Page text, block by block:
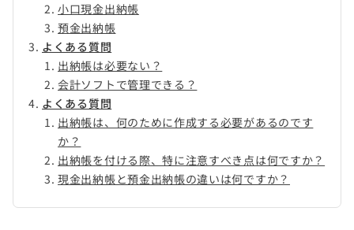
小口現金出納帳
預金出納帳
よくある質問
出納帳は必要ない？
会計ソフトで管理できる？
よくある質問
出納帳は、何のために作成する必要があるのです
か？
出納帳を付ける際、特に注意すべき点は何ですか？
現金出納帳と預金出納帳の違いは何ですか？